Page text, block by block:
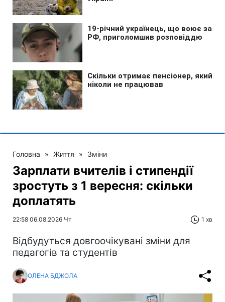
Головна » Життя » Зміни
Зарплати вчителів і стипендії
зростуть з 1 вересня: скільки
доплатять
22:58 06.08.2026 Чт 1 хв
Відбудуться довгоочікувані зміни для
педагогів та студентів
ОЛЕНА БДЖОЛА